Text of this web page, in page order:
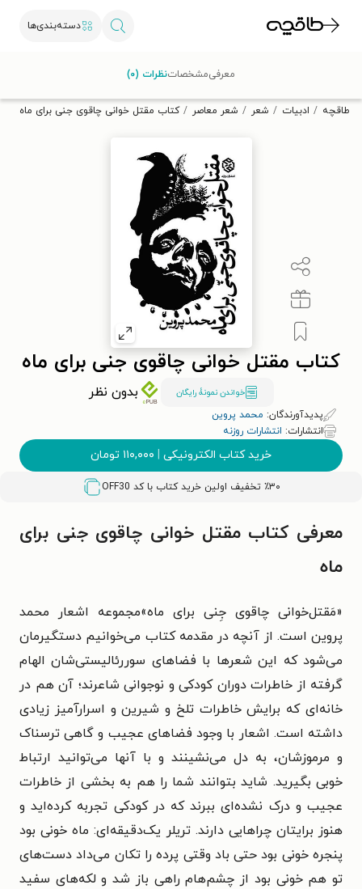
دسته‌بندی‌ها
تخفیف از طاقچه دریافت کن.
طاقچه ادبیات شعر شعر معاصر کتاب مقتل خوانی چاقوی جنی برای ماه
کتاب مقتل خوانی چاقوی جنی برای ماه
خواندن نمونۀ رایگان بدون نظر
پدیدآورندگان: محمد پروین
انتشارات: انتشارات روزنه
خرید کتاب الکترونیکی | ۱۱۰,۰۰۰ تومان
٪۳۰ تخفیف اولین خرید کتاب با کد OFF30
معرفیمشخصاتنظرات (۰)
معرفی کتاب مقتل خوانی چاقوی جنی برای
ماه
«مَقتل‌خوانی چاقوی جِنی برای ماه»مجموعه اشعار محمد
پروین است. از آنچه در مقدمه کتاب می‌خوانیم دستگیرمان
می‌شود که این شعرها با فضاهای سوررئالیستی‌شان الهام
گرفته از خاطرات دوران کودکی و نوجوانی شاعر‌ند؛ آن هم در
خانه‌ای که برایش خاطرات تلخ و شیرین و اسرارآمیز زیادی
داشته است. اشعار با وجود فضاهای عجیب و گاهی ترسناک
و مرموزشان، به دل می‌نشینند و با آنها می‌توانید ارتباط
خوبی بگیرید. شاید بتوانند شما را هم به بخشی از خاطرات
عجیب و درک نشده‌ای ببرند که در کودکی تجربه کرده‌اید و
هنوز برایتان چراهایی دارند. تریلر یک‌دقیقه‌ای: ماه خونی بود
پنجره خونی بود حتی باد وقتی پرده را تکان می‌داد دست‌های
تو هم خونی بود از چشم‌هام راهی باز شد و لکه‌های سفید